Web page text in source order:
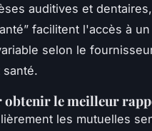
auditives et
facilitent l'accès à
selon le
obtenir le meilleur
les mutuelles